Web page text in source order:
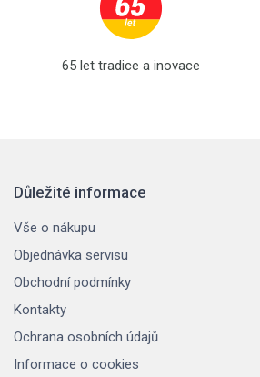
65 let tradice a inovace
Důležité informace
Vše o nákupu
Objednávka servisu
Obchodní podmínky
Kontakty
Ochrana osobních údajů
Informace o cookies